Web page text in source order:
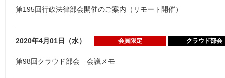
第195回行政法律部会開催のご案内（リモート開催）
2020年4月01日（水） 会員限定 クラウド部会
第98回クラウド部会 会議メモ